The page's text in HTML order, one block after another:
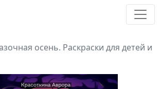
осень. Раскраски для детей и